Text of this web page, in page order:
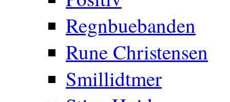
Regnbuebanden
Rune Christensen
Smillidtmer